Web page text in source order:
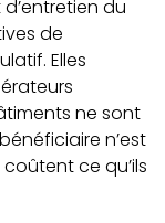
du
de
Elles
ne sont
n’est
ce qu’ils